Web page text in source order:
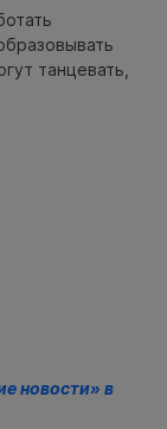
танцевать,
новости» в